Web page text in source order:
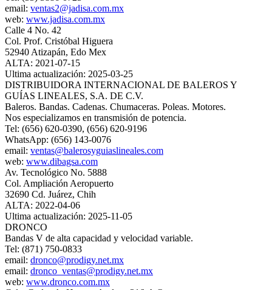
email: ventas2@jadisa.com.mx
web: www.jadisa.com.mx
Calle 4 No. 42
Col. Prof. Cristóbal Higuera
52940 Atizapán, Edo Mex
ALTA: 2021-07-15
Ultima actualización: 2025-03-25
DISTRIBUIDORA INTERNACIONAL DE BALEROS Y
GUÍAS LINEALES, S.A. DE C.V.
Baleros. Bandas. Cadenas. Chumaceras. Poleas. Motores.
Nos especializamos en transmisión de potencia.
Tel: (656) 620-0390, (656) 620-9196
WhatsApp: (656) 143-0076
email: ventas@balerosyguiaslineales.com
web: www.dibagsa.com
Av. Tecnológico No. 5888
Col. Ampliación Aeropuerto
32690 Cd. Juárez, Chih
ALTA: 2022-04-06
Ultima actualización: 2025-11-05
DRONCO
Bandas V de alta capacidad y velocidad variable.
Tel: (871) 750-0833
email: dronco@prodigy.net.mx
email: dronco_ventas@prodigy.net.mx
web: www.dronco.com.mx